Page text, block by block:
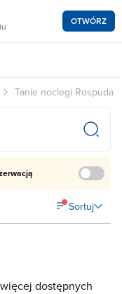
OTWÓRZ
Tanie noclegi Rospuda
Sortuj
dostępnych